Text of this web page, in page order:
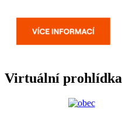
Virtuální prohlídka